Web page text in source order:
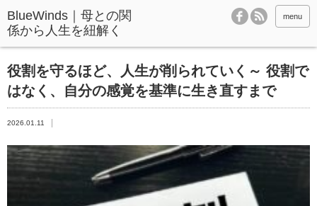
BlueWinds｜母との関
係から人生を紐解く
menu
役割を守るほど、人生が削られていく～ 役割で
はなく、自分の感覚を基準に生き直すまで
2026.01.11